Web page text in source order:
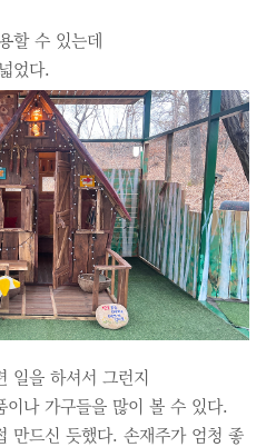
할 수 있는데
었다.
일을 하셔서 그런지
이나 가구들을 많이 볼 수 있다.
만드신 듯했다. 손재주가 엄청 좋